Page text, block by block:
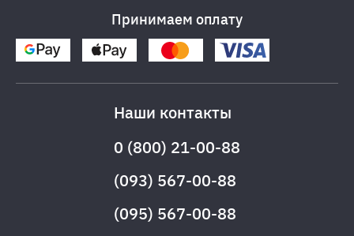
Принимаем оплату
Наши контакты
0 (800) 21-00-88
(093) 567-00-88
(095) 567-00-88